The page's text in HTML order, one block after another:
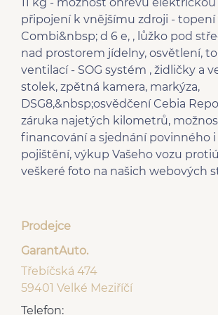
zadní stěrač
senzor opotřebení
brzdových destiček
senzor
bluetooth
el. sklopná zrcátka
centrál
senzor světel
aut.
startování tlačítkem
aut. zabrždění v kopci
vyhřívaný volant
Hands free
Parkovací kamera
8 rychlostních stupňů
přední
Ambientní osvětlení
Digitální příjem rádia
(DAB)
nouzové brždění (PEBS)
připojení k vnějšímu zdroji - topení
Combi&nbsp; d 6 e, , lůžko pod
nad prostorem jídelny, osvětlení,
ventilací - SOG systém , židličky a
stolek, zpětná kamera, markýza,
DSG8,&nbsp;osvědčení Cebia
záruka najetých kilometrů,
financování a sjednání povinného
pojištění, výkup Vašeho vozu
veškeré foto na našich webových
Prodejce
GarantAuto.
Třebíčská 474
59401 Velké Meziříčí
Telefon: